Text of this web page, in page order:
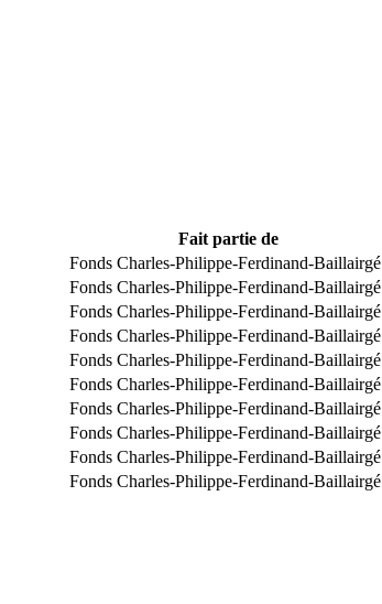
Fait partie de
Fonds Charles-Philippe-Ferdinand-Baillairgé
Fonds Charles-Philippe-Ferdinand-Baillairgé
Fonds Charles-Philippe-Ferdinand-Baillairgé
Fonds Charles-Philippe-Ferdinand-Baillairgé
Fonds Charles-Philippe-Ferdinand-Baillairgé
Fonds Charles-Philippe-Ferdinand-Baillairgé
Fonds Charles-Philippe-Ferdinand-Baillairgé
Fonds Charles-Philippe-Ferdinand-Baillairgé
Fonds Charles-Philippe-Ferdinand-Baillairgé
Fonds Charles-Philippe-Ferdinand-Baillairgé